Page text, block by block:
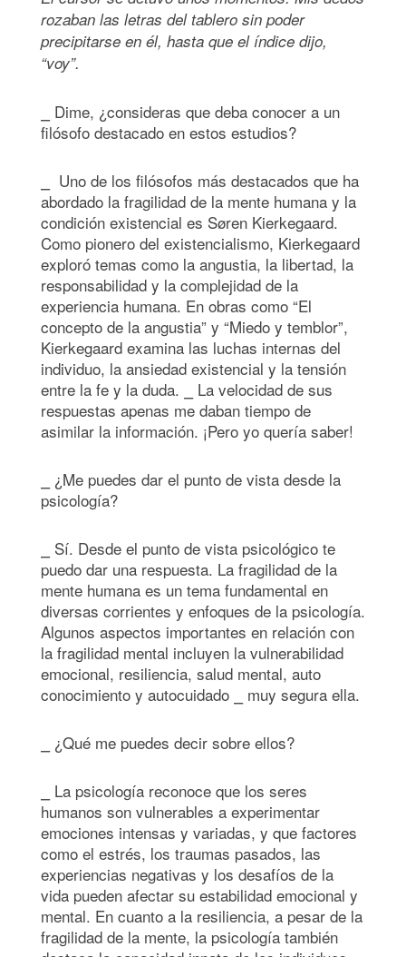
rozaban las letras del tablero sin poder
precipitarse en él, hasta que el índice dijo,
“voy”.
⎯ Dime, ¿consideras que deba conocer a un
filósofo destacado en estos estudios?
⎯ Uno de los filósofos más destacados que ha
abordado la fragilidad de la mente humana y la
condición existencial es Søren Kierkegaard.
Como pionero del existencialismo, Kierkegaard
exploró temas como la angustia, la libertad, la
responsabilidad y la complejidad de la
experiencia humana. En obras como “El
concepto de la angustia” y “Miedo y temblor”,
Kierkegaard examina las luchas internas del
individuo, la ansiedad existencial y la tensión
entre la fe y la duda. ⎯ La velocidad de sus
respuestas apenas me daban tiempo de
asimilar la información. ¡Pero yo quería saber!
⎯ ¿Me puedes dar el punto de vista desde la
psicología?
⎯ Sí. Desde el punto de vista psicológico te
puedo dar una respuesta. La fragilidad de la
mente humana es un tema fundamental en
diversas corrientes y enfoques de la psicología.
Algunos aspectos importantes en relación con
la fragilidad mental incluyen la vulnerabilidad
emocional, resiliencia, salud mental, auto
conocimiento y autocuidado ⎯ muy segura ella.
⎯ ¿Qué me puedes decir sobre ellos?
⎯ La psicología reconoce que los seres
humanos son vulnerables a experimentar
emociones intensas y variadas, y que factores
como el estrés, los traumas pasados, las
experiencias negativas y los desafíos de la
vida pueden afectar su estabilidad emocional y
mental. En cuanto a la resiliencia, a pesar de la
fragilidad de la mente, la psicología también